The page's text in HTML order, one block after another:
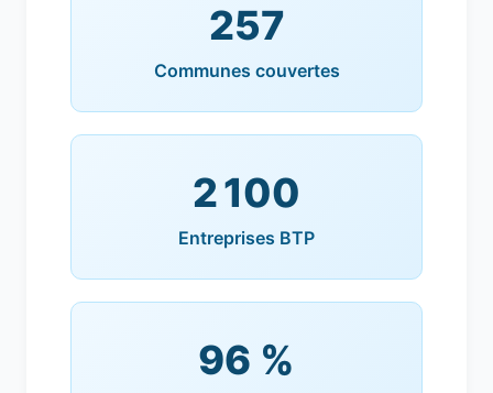
257
Communes couvertes
2 100
Entreprises BTP
96 %